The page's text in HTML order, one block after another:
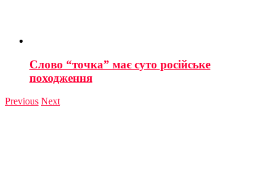
Слово “точка” має суто російське
походження
Previous Next